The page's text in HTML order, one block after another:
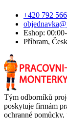
+420 792
Eshop:
Příbram,
Tým odborníků
poskytuje firmám
ochranné